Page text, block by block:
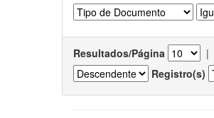
Resultados/Página |
Registro(s)